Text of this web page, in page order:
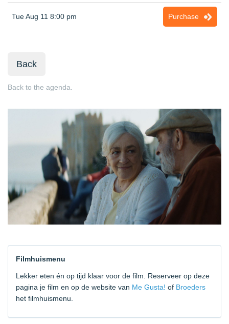
Tue Aug 11 8:00 pm Purchase
Back
Back to the agenda.
Filmhuismenu
Lekker eten én op tijd klaar voor de film. Reserveer op deze
pagina je film en op de website van Me Gusta! of Broeders
het filmhuismenu.